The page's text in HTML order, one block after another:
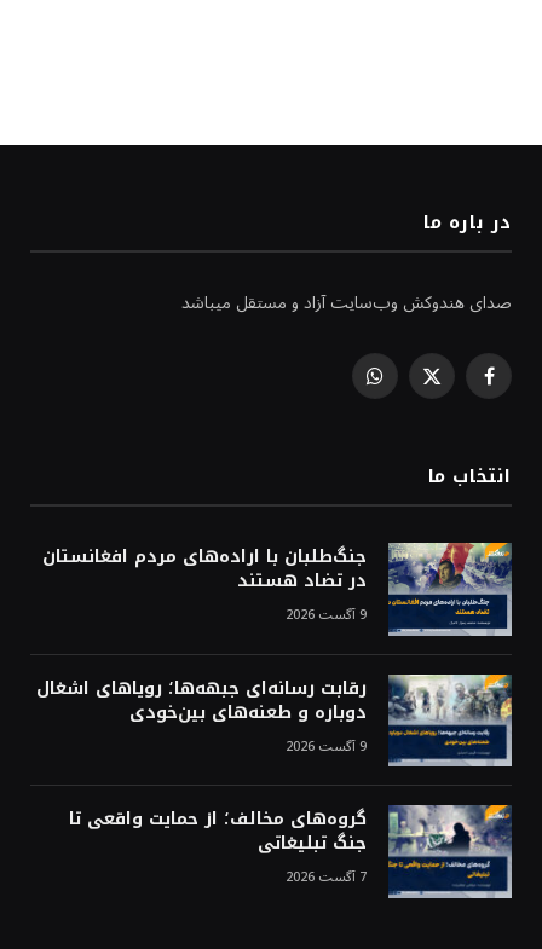
در باره ما
صدای هندوکش وب‌سایت آزاد و مستقل میباشد
Facebook
X
WhatsApp
انتخاب ما
جنگ‌طلبان با اراده‌های مردم افغانستان
در تضاد هستند
9 آگست 2026
رقابت رسانه‌ای جبهه‌ها؛ رویاهای اشغال
دوباره و طعنه‌های بین‌خودی
9 آگست 2026
گروه‌های مخالف؛ از حمایت واقعی تا
جنگ تبلیغاتی
7 آگست 2026